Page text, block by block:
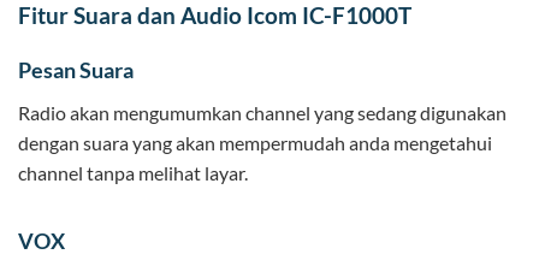
Fitur Suara dan Audio Icom IC-F1000T
Pesan Suara
Radio akan mengumumkan channel yang sedang digunakan
dengan suara yang akan mempermudah anda mengetahui
channel tanpa melihat layar.
VOX